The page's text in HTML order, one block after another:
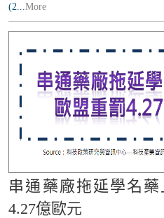
(2...More
串通藥廠拖延學名
4.27億歐元